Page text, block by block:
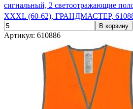
сигнальный, 2 светоотражающие
XXXL (60-62), ГРАНДМАСТЕР,
В корзину
Артикул: 610886